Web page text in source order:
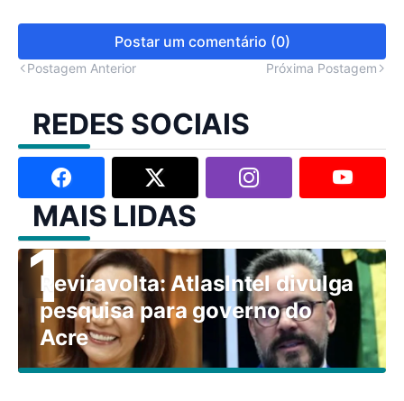
Postar um comentário (0)
Postagem Anterior Próxima Postagem
REDES SOCIAIS
MAIS LIDAS
Reviravolta: AtlasIntel divulga
pesquisa para governo do
Acre